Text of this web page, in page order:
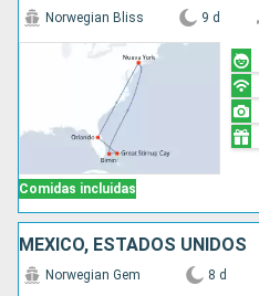
Comidas incluidas
Norwegian Bliss 9 d
MÉXICO, ESTADOS UNIDOS
Norwegian Gem 8 d